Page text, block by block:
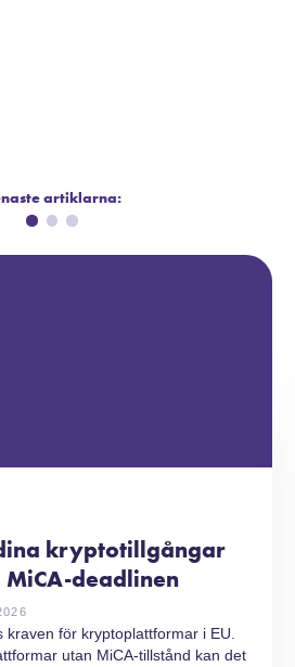
artiklarna:
kryptotillgångar
deadlinen
kraven för kryptoplattformar i EU.
utan MiCA-tillstånd kan det